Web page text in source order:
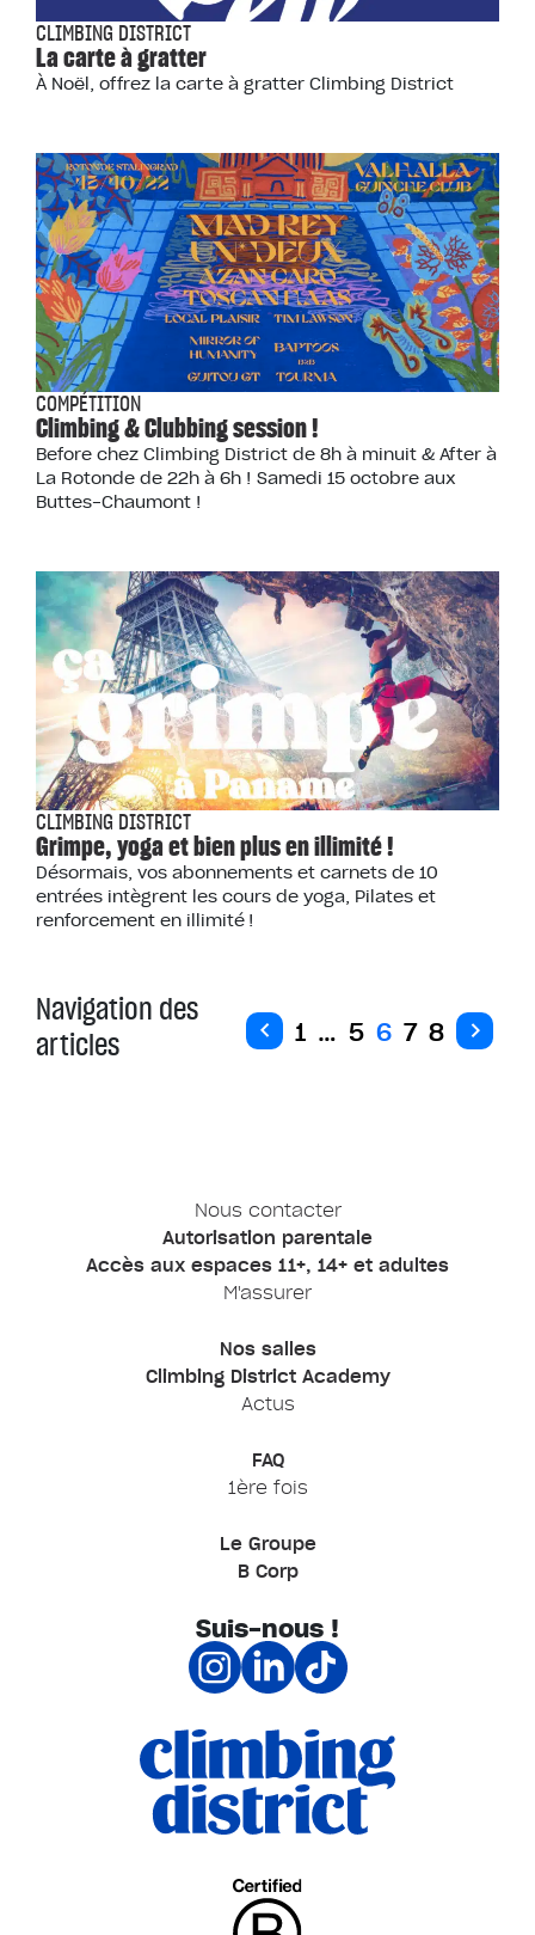
CLIMBING DISTRICT
La carte à gratter
À Noël, offrez la carte à gratter Climbing District
COMPÉTITION
Climbing & Clubbing session !
Before chez Climbing District de 8h à minuit & After à
La Rotonde de 22h à 6h ! Samedi 15 octobre aux
Buttes-Chaumont !
CLIMBING DISTRICT
Grimpe, yoga et bien plus en illimité !
Désormais, vos abonnements et carnets de 10
entrées intègrent les cours de yoga, Pilates et
renforcement en illimité !
Navigation des
articles
1 … 5 6 7 8
Nous contacter
Autorisation parentale
Accès aux espaces 11+, 14+ et adultes
M'assurer
Nos salles
Climbing District Academy
Actus
FAQ
1ère fois
Le Groupe
B Corp
Suis-nous !